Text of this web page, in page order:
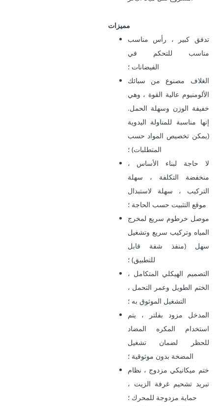
مميزات
تدفق كبير ، رأس مناسب
مناسب للتحكم في
الفيضانات ؛
الغلاف مصنوع من سبائك
الألومنيوم عالية القوة ، وهي
خفيفة الوزن وسهلة الحمل.
إنها مناسبة للمناولة اليدوية
(يمكن تخصيص المواد حسب
المتطلبات) ؛
لا حاجة لبناء الأساس ،
منخفضة التكلفة ، سهلة
التركيب ، سهلة لاستبدال
موقع التثبيت حسب الحاجة ؛
موصل خرطوم سريع لمخرج
المياه وتركيب سريع وتشغيل
سهل (منفذ شفة قابل
للتطبيق) ؛
التصميم الهيكلي المتكامل ،
الختم الطويل وعمر التحمل ،
التشغيل الموثوق به ؛
المدخل مزود بفلتر ، يتم
استخدام المكره المضاد
للحظر لضمان تشغيل
المضخة بدون موثوقية ؛
ختم ميكانيكي مزدوج ، نظام
تبريد تشحيم غرفة الزيت ،
حماية مزدوجة للمحرك ؛